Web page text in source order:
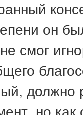
он
смог
должно
но